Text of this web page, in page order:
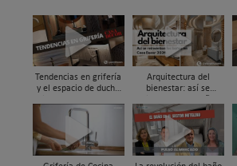
Tendencias en grifería
y el espacio de ducha
2026
Arquitectura del
bienestar: así se
en Casa Decor 2026